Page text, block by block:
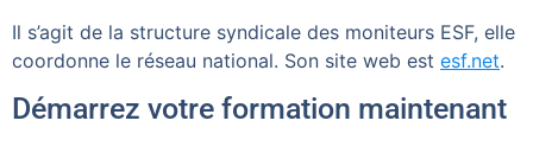
Il s’agit de la structure syndicale des moniteurs ESF, elle
coordonne le réseau national. Son site web est esf.net.
Démarrez votre formation maintenant